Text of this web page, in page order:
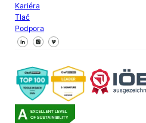
Kariéra
Tlač
Podpora
Sledujte nás na Facebooku
Sledujte nás na X
Sledujte nás na LinkedIn